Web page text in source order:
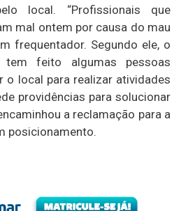
local. “Profissionais que
mal ontem por causa do mau
frequentador. Segundo ele, o
feito algumas pessoas
o local para realizar atividades
providências para solucionar
a reclamação para a
posicionamento.